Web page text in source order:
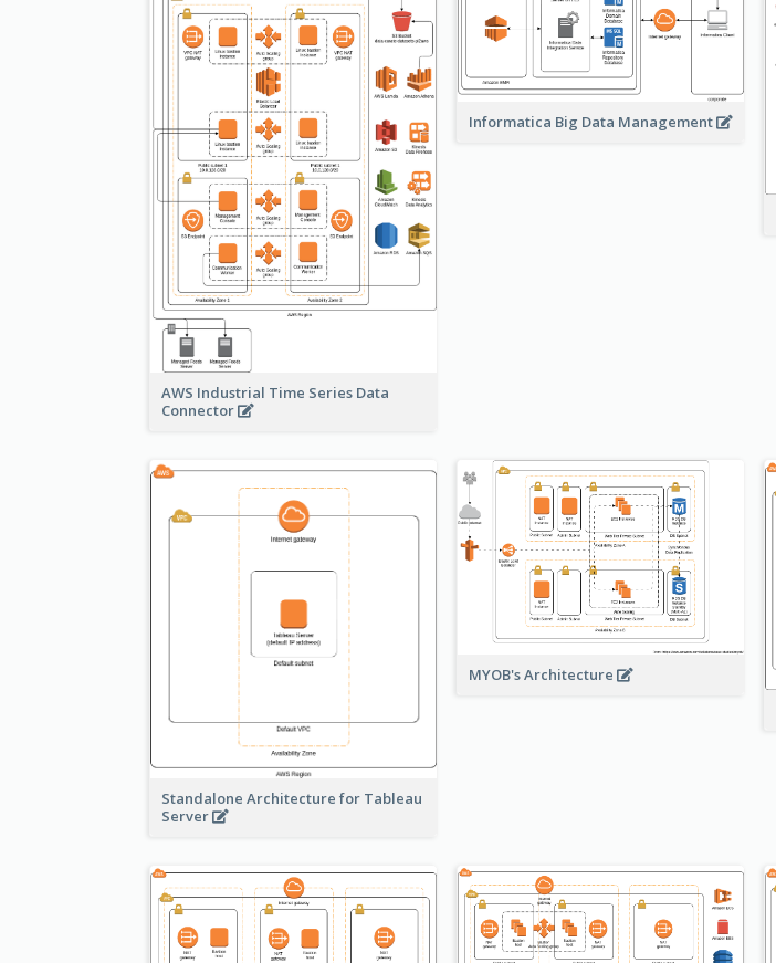
AWS Industrial Time Series Data
Connector
Informatica Big Data Management
Standalone Architecture for Tableau
Server
MYOB's Architecture